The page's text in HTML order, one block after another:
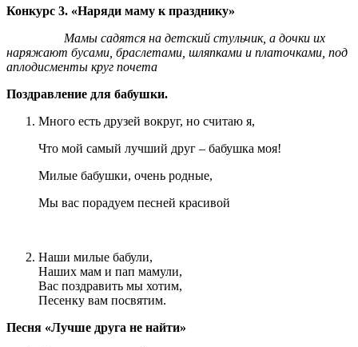
Конкурс 3. «Наряди маму к празднику»
Мамы садятся на детский стульчик, а дочки их
наряжают бусами, браслетами, шляпками и платочками, под
аплодисменты круг почета
Поздравление для бабушки.
Много есть друзей вокруг, но считаю я,
Что мой самый лучший друг – бабушка моя!
Милые бабушки, очень родные,
Мы вас порадуем песней красивой
Наши милые бабули,
Наших мам и пап мамули,
Вас поздравить мы хотим,
Песенку вам посвятим.
Песня «Лучше друга не найти»